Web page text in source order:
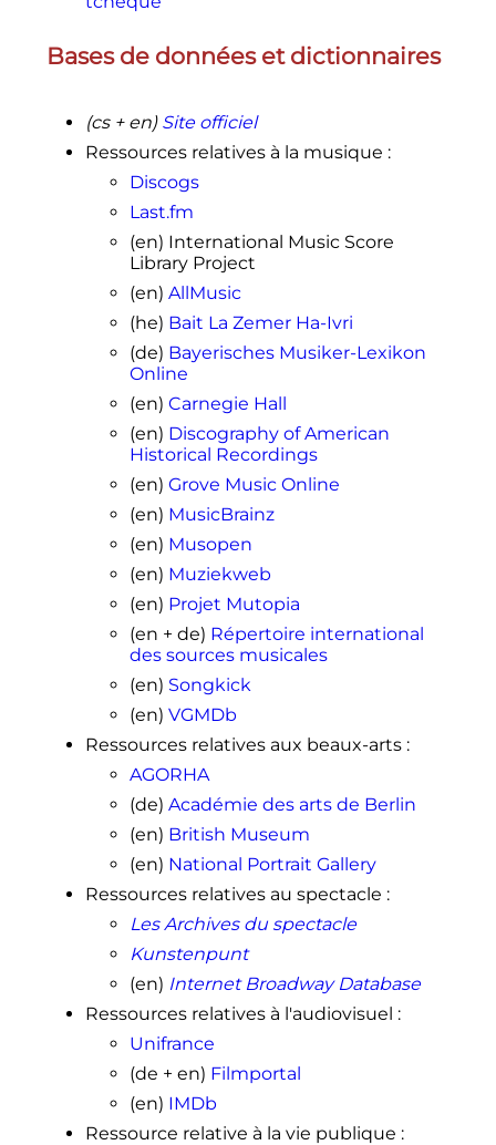
Bases de données et dictionnaires
(cs + en) Site officiel
Ressources relatives à la musique :
Discogs
Last.fm
(en) International Music Score
Library Project
(en) AllMusic
(he) Bait La Zemer Ha-Ivri
(de) Bayerisches Musiker-Lexikon
Online
(en) Carnegie Hall
(en) Discography of American
Historical Recordings
(en) Grove Music Online
(en) MusicBrainz
(en) Musopen
(en) Muziekweb
(en) Projet Mutopia
(en + de) Répertoire international
des sources musicales
(en) Songkick
(en) VGMDb
Ressources relatives aux beaux-arts:
AGORHA
(de) Académie des arts de Berlin
(en) British Museum
(en) National Portrait Gallery
Ressources relatives au spectacle :
Les Archives du spectacle
Kunstenpunt
(en) Internet Broadway Database
Ressources relatives à l'audiovisuel :
Unifrance
(de + en) Filmportal
(en) IMDb
Ressource relative à la vie publique :